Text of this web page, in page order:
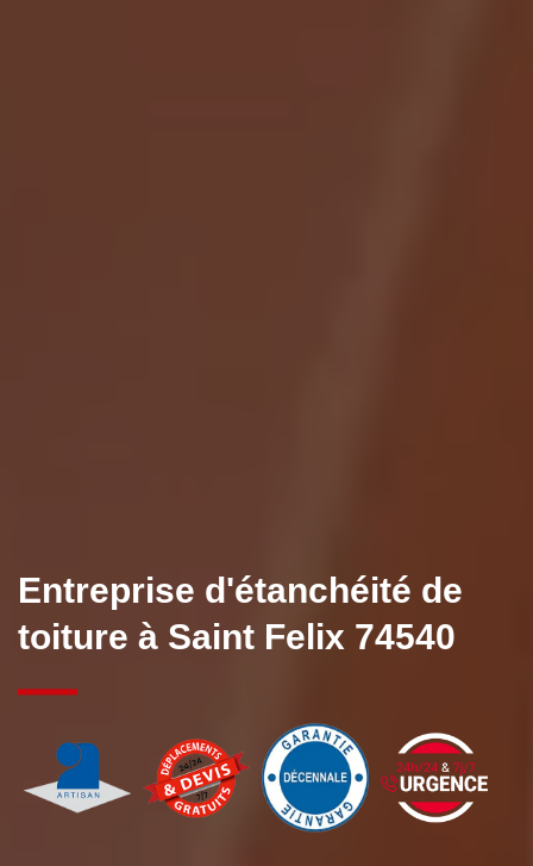
Entreprise d'étanchéité de
toiture à Saint Felix 74540